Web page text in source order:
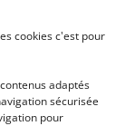
cookies c'est pour
adaptés
sécurisée
pour